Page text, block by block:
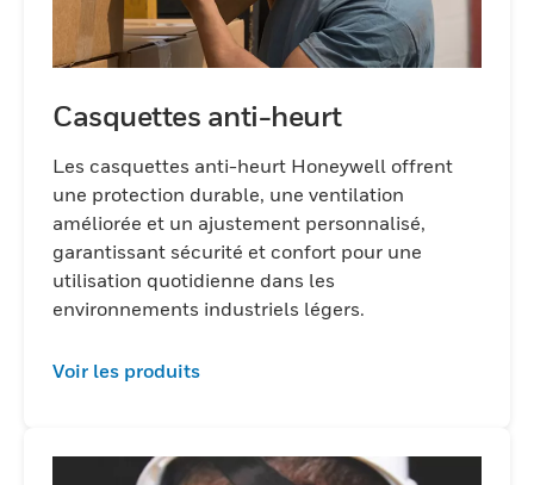
Casquettes anti-heurt
Les casquettes anti-heurt Honeywell offrent
une protection durable, une ventilation
améliorée et un ajustement personnalisé,
garantissant sécurité et confort pour une
utilisation quotidienne dans les
environnements industriels légers.
Voir les produits